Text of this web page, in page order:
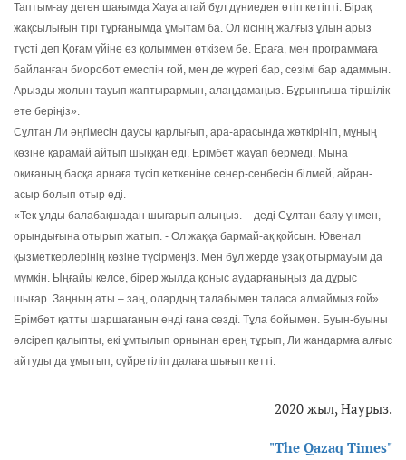
Таптым-ау деген шағымда Хауа апай бұл дүниеден өтіп кетіпті. Бірақ
жақсылығын тірі тұрғанымда ұмытам ба. Ол кісінің жалғыз ұлын арыз
түсті деп Қоғам үйіне өз қолыммен өткізем бе. Ераға, мен программаға
байланған биоробот емеспін ғой, мен де жүрегі бар, сезімі бар адаммын.
Арызды жолын тауып жаптырармын, алаңдамаңыз. Бұрынғыша тіршілік
ете беріңіз».
Сұлтан Ли әңгімесін даусы қарлығып, ара-арасында жөткірініп, мұның
көзіне қарамай айтып шыққан еді. Ерімбет жауап бермеді. Мына
оқиғаның басқа арнаға түсіп кеткеніне сенер-сенбесін білмей, айран-
асыр болып отыр еді.
«Тек ұлды балабақшадан шығарып алыңыз. – деді Сұлтан баяу үнмен,
орындығына отырып жатып. - Ол жаққа бармай-ақ қойсын. Ювенал
қызметкерлерінің көзіне түсірмеңіз. Мен бұл жерде ұзақ отырмауым да
мүмкін. Ыңғайы келсе, бірер жылда қоныс аударғаныңыз да дұрыс
шығар. Заңның аты – заң, олардың талабымен таласа алмаймыз ғой».
Ерімбет қатты шаршағанын енді ғана сезді. Тұла бойымен. Буын-буыны
әлсіреп қалыпты, екі ұмтылып орнынан әрең тұрып, Ли жандармға алғыс
айтуды да ұмытып, сүйретіліп далаға шығып кетті.
2020 жыл, Наурыз.
"The Qazaq Times"